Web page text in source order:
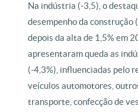
Na indústria (-3,5), o
desempenho da construção
depois da alta de 1,5% em
apresentaram queda as
(-4,3%), influenciadas pelo
veículos automotores,
transporte, confecção de